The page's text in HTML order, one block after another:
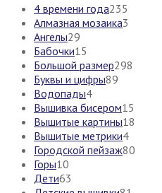
4 времени года235
Алмазная мозаика3
Ангелы29
Бабочки15
Большой размер298
Буквы и цифры89
Водопады4
Вышивка бисером15
Вышитые картины18
Вышитые метрики4
Городской пейзаж80
Горы10
Дети63